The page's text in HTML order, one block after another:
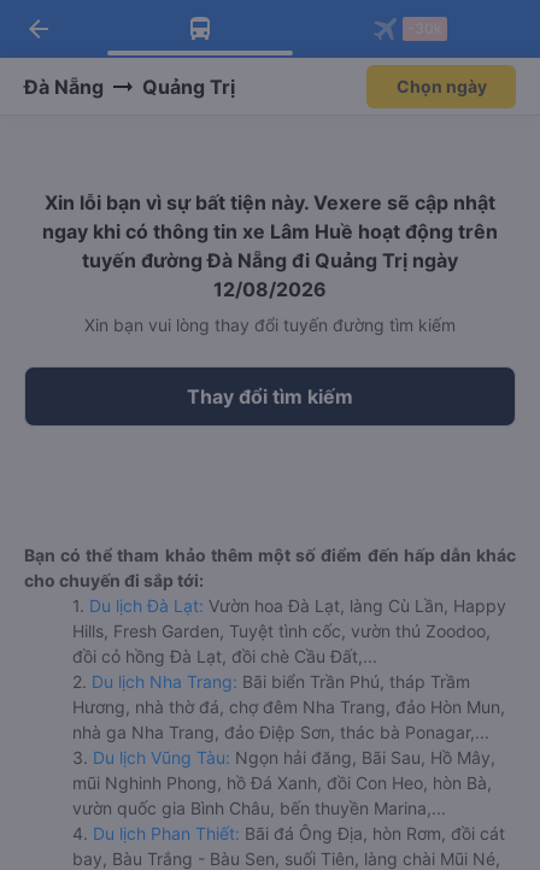
Tải app Vexere ngay!
Nhận ưu đãi thành viên độc
Mở app
Tải app Vexere
-30k/ghế khi đặt vé máy bay qua
Mở app
arrow_back
Đà Nẵng Quảng Trị Chọn ngày
Xin lỗi bạn vì sự bất tiện này. Vexere sẽ cập nhật
ngay khi có thông tin xe Lâm Huề hoạt động trên
tuyến đường Đà Nẵng đi Quảng Trị ngày
12/08/2026
Xin bạn vui lòng thay đổi tuyến đường tìm kiếm
Thay đổi tìm kiếm
Bạn có thể tham khảo thêm một số điểm đến hấp dẫn khác
cho chuyến đi sắp tới:
1. Du lịch Đà Lạt: Vườn hoa Đà Lạt, làng Cù Lần, Happy
Hills, Fresh Garden, Tuyệt tình cốc, vườn thú Zoodoo,
đồi cỏ hồng Đà Lạt, đồi chè Cầu Đất,...
2. Du lịch Nha Trang: Bãi biển Trần Phú, tháp Trầm
Hương, nhà thờ đá, chợ đêm Nha Trang, đảo Hòn Mun,
nhà ga Nha Trang, đảo Điệp Sơn, thác bà Ponagar,...
3. Du lịch Vũng Tàu: Ngọn hải đăng, Bãi Sau, Hồ Mây,
mũi Nghinh Phong, hồ Đá Xanh, đồi Con Heo, hòn Bà,
vườn quốc gia Bình Châu, bến thuyền Marina,...
4. Du lịch Phan Thiết: Bãi đá Ông Địa, hòn Rơm, đồi cát
bay, Bàu Trắng - Bàu Sen, suối Tiên, làng chài Mũi Né,